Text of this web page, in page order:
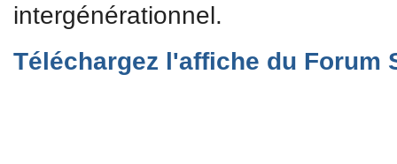
intergénérationnel.
Téléchargez l'affiche du Forum